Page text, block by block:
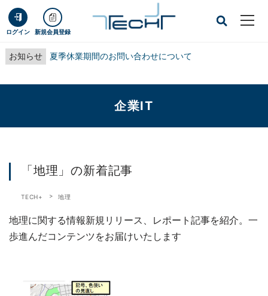
ログイン 新規会員登録
お知らせ 夏季休業期間のお問い合わせについて
企業IT
「地理」の新着記事
TECH+ 地理
地理に関する情報新規リリース、レポート記事を紹介。一
歩進んだコンテンツをお届けいたします